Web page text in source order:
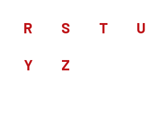
R S T U
Y Z